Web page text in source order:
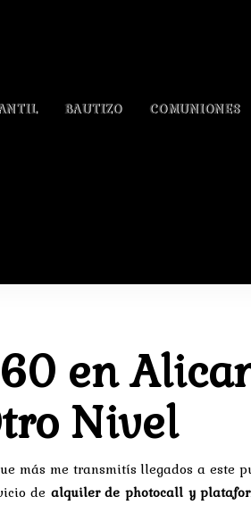
BAUTIZO COMUNIONES
en
Nivel
más me transmitís llegados a este
de alquiler de photocall y